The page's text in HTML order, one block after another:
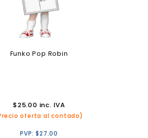
Funko Pop Robin
$25.00 inc. IVA
oferta al contado)
PVP:$27.00